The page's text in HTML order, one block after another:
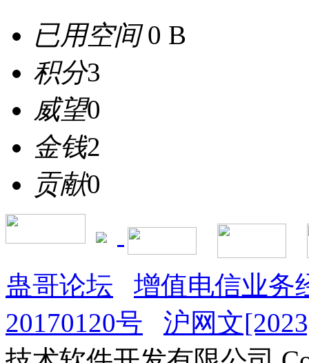
已用空间0 B
积分3
威望0
金钱2
贡献0
蛊哥论坛
增值电信业务
20170120号
沪网文